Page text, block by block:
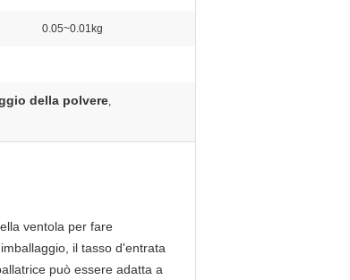
0.05~0.01kg
della polvere,
ventola per fare
il tasso d'entrata
può essere adatta a